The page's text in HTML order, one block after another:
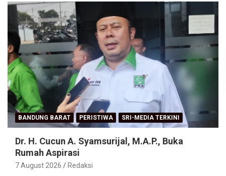
BANDUNG BARAT PERISTIWA SRI-MEDIA TERKINI
Dr. H. Cucun A. Syamsurijal, M.A.P., Buka
Rumah Aspirasi
7 August 2026 Redaksi